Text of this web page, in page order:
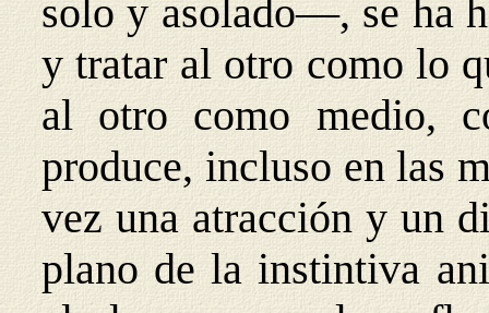
solo y asolado—, se ha
y tratar al otro como lo
al otro como medio,
produce, incluso en las
vez una atracción y un
plano de la instintiva